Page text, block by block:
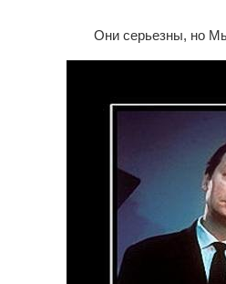
Они серьезны, но